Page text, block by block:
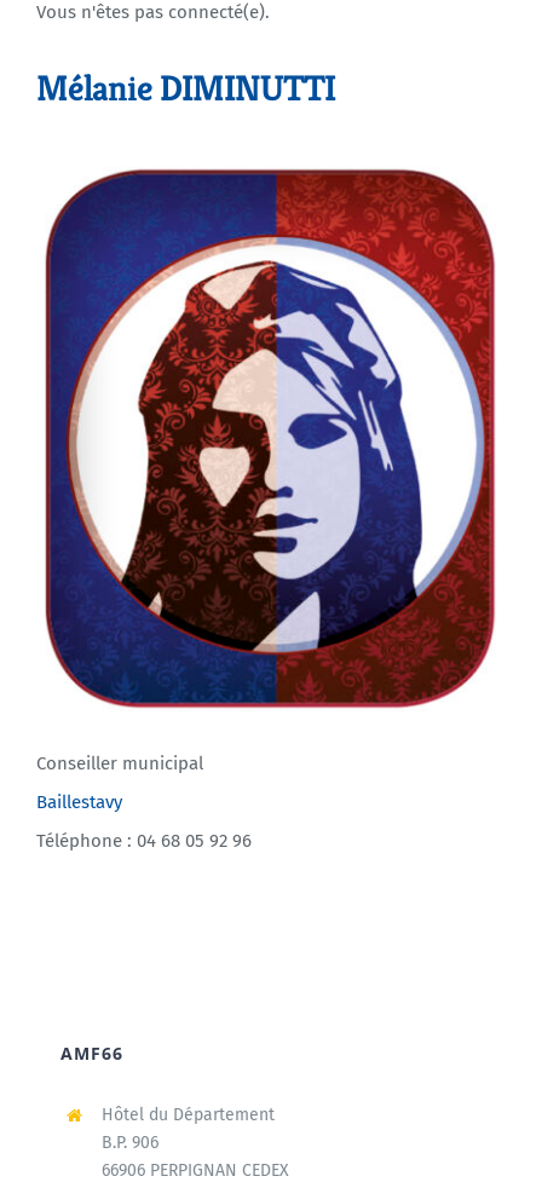
Agenda
Vous n'êtes pas connecté(e).
Mélanie DIMINUTTI
Conseiller municipal
Baillestavy
Téléphone : 04 68 05 92 96
AMF66
Hôtel du Département
B.P. 906
66906 PERPIGNAN CEDEX